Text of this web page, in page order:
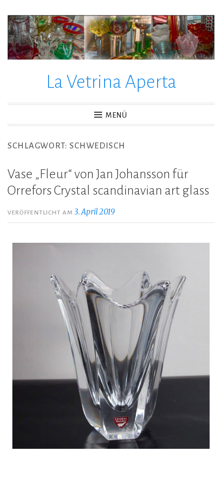
La Vetrina Aperta
MENÜ
SCHLAGWORT: SCHWEDISCH
Vase „Fleur“ von Jan Johansson für
Orrefors Crystal scandinavian art glass
VERÖFFENTLICHT AM3. April 2019